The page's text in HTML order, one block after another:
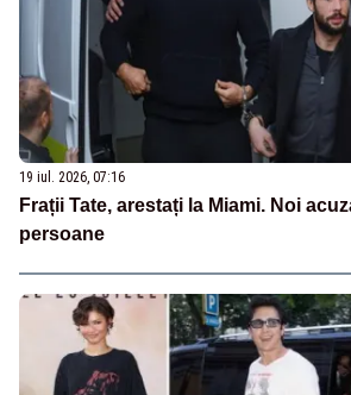
19 iul. 2026, 07:16
Frații Tate, arestați la Miami. Noi
persoane